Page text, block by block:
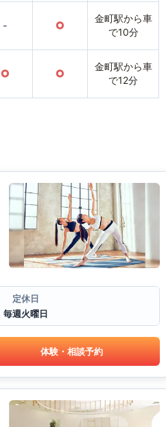
- ○
金町駅から車
で10分
○ ○
金町駅から車
で12分
定休日
毎週火曜日
体験・相談予約